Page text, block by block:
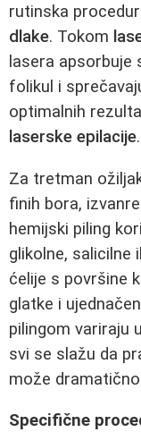
rutinska
dlake. Tokom
lasera apsorbuje
folikul i
optimalnih
laserske epilacije.
Za tretman
finih bora,
hemijski piling
glikolne, salicilne
ćelije s površine
glatke i
pilingom variraju
svi se slažu da
može
Specifične